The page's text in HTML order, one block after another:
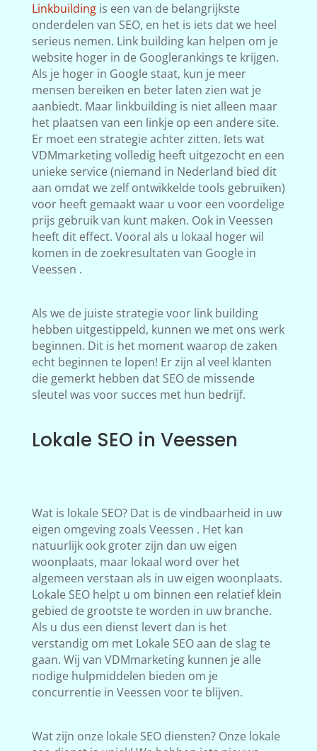
Linkbuildingis een van de belangrijkste
onderdelen van SEO, en het is iets dat we heel
serieus nemen. Link building kan helpen om je
website hoger in de Googlerankings te krijgen.
Als je hoger in Google staat, kun je meer
mensen bereiken en beter laten zien wat je
aanbiedt. Maar linkbuilding is niet alleen maar
het plaatsen van een linkje op een andere site.
Er moet een strategie achter zitten. Iets wat
VDMmarketing volledig heeft uitgezocht en een
unieke service (niemand in Nederland bied dit
aan omdat we zelf ontwikkelde tools gebruiken)
voor heeft gemaakt waar u voor een voordelige
prijs gebruik van kunt maken. Ook in Veessen
heeft dit effect. Vooral als u lokaal hoger wil
komen in de zoekresultaten van Google in
Veessen .
Als we de juiste strategie voor link building
hebben uitgestippeld, kunnen we met ons werk
beginnen. Dit is het moment waarop de zaken
echt beginnen te lopen! Er zijn al veel klanten
die gemerkt hebben dat SEO de missende
sleutel was voor succes met hun bedrijf.
Lokale SEO in Veessen
Wat is lokale SEO? Dat is de vindbaarheid in uw
eigen omgeving zoals Veessen . Het kan
natuurlijk ook groter zijn dan uw eigen
woonplaats, maar lokaal word over het
algemeen verstaan als in uw eigen woonplaats.
Lokale SEO helpt u om binnen een relatief klein
gebied de grootste te worden in uw branche.
Als u dus een dienst levert dan is het
verstandig om met Lokale SEO aan de slag te
gaan. Wij van VDMmarketing kunnen je alle
nodige hulpmiddelen bieden om je
concurrentie in Veessen voor te blijven.
Wat zijn onze lokale SEO diensten? Onze lokale